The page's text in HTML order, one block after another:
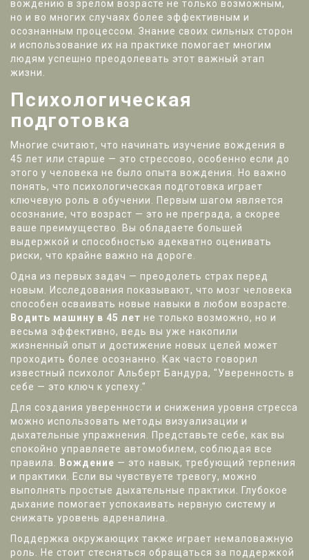
вождению в зрелом возрасте не только возможным,
но и во многих случаях более эффективным и
осознанным процессом. Знание своих сильных сторон
и использование их на практике помогает многим
людям успешно преодолевать этот важный этап
жизни.
Психологическая
подготовка
Многие считают, что начинать изучение вождения в
45 лет или старше — это стрессово, особенно если до
этого у человека не было опыта вождения. Но важно
понять, что психологическая подготовка играет
ключевую роль в обучении. Первым шагом является
осознание, что возраст — это не преграда, а скорее
ваше преимущество. Вы обладаете большей
выдержкой и способностью адекватно оценивать
риски, что крайне важно на дороге.
Одна из первых задач — преодолеть страх перед
новым. Исследования показывают, что мозг человека
способен осваивать новые навыки в любом возрасте.
Водить машину в 45 лет не только возможно, но и
весьма эффективно, ведь вы уже накопили
жизненный опыт и достижение новых целей может
проходить более осознанно. Как часто говорил
известный психолог Альберт Бандура, "Уверенность в
себе — это ключ к успеху."
Для создания уверенности и снижения уровня стресса
можно использовать методы визуализации и
дыхательные упражнения. Представьте себе, как вы
спокойно управляете автомобилем, соблюдая все
правила.
Вождение — это навык, требующий терпения
и практики. Если вы чувствуете тревогу, можно
выполнять простые дыхательные практики. Глубокое
дыхание помогает успокаивать нервную систему и
снижать уровень адреналина.
Поддержка окружающих также играет немаловажную
роль. Не стоит стесняться обращаться за поддержкой